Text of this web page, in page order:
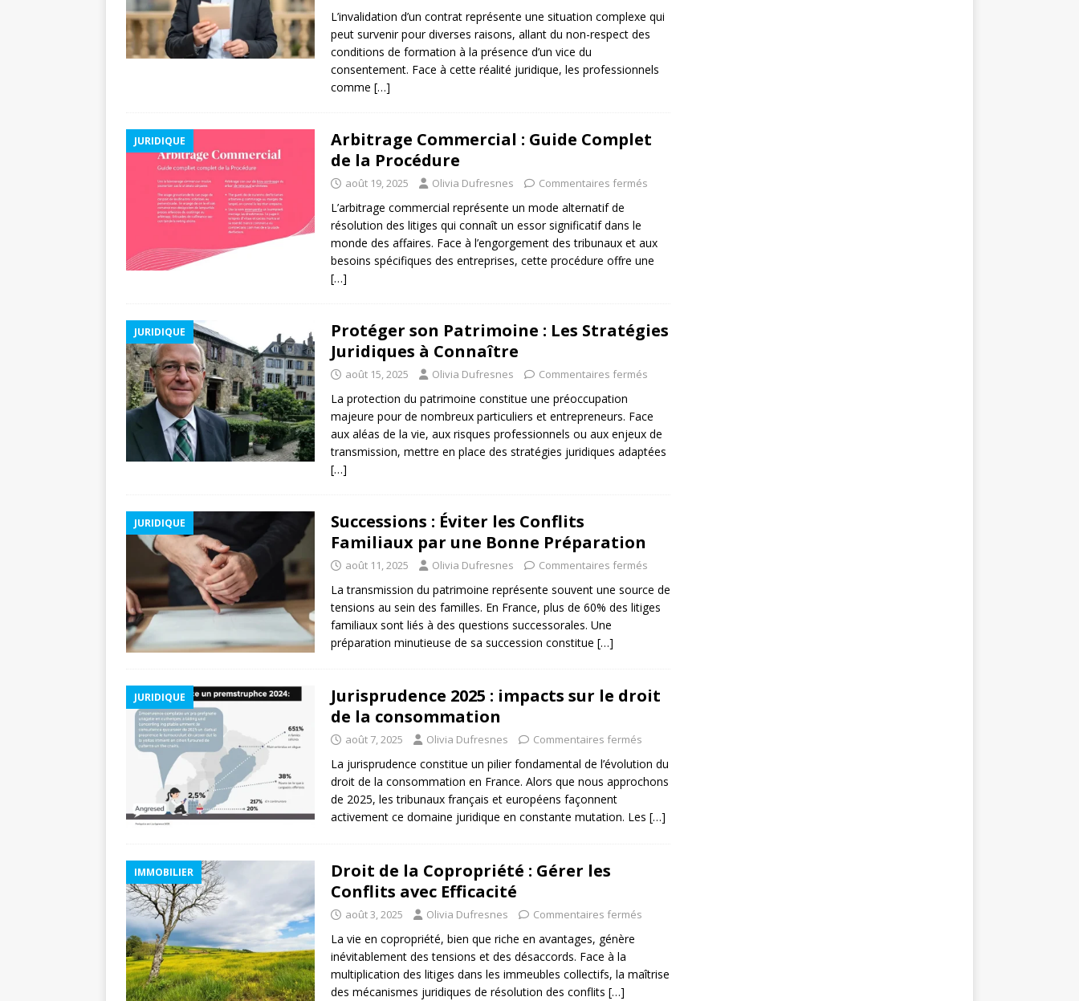
L’invalidation d’un contrat représente une situation complexe qui
peut survenir pour diverses raisons, allant du non-respect des
conditions de formation à la présence d’un vice du
consentement. Face à cette réalité juridique, les professionnels
comme […]
JURIDIQUE
Arbitrage Commercial : Guide Complet
de la Procédure
août 19, 2025 Olivia Dufresnes Commentaires fermés
L’arbitrage commercial représente un mode alternatif de
résolution des litiges qui connaît un essor significatif dans le
monde des affaires. Face à l’engorgement des tribunaux et aux
besoins spécifiques des entreprises, cette procédure offre une
[…]
JURIDIQUE
Protéger son Patrimoine : Les Stratégies
Juridiques à Connaître
août 15, 2025 Olivia Dufresnes Commentaires fermés
La protection du patrimoine constitue une préoccupation
majeure pour de nombreux particuliers et entrepreneurs. Face
aux aléas de la vie, aux risques professionnels ou aux enjeux de
transmission, mettre en place des stratégies juridiques adaptées
[…]
JURIDIQUE
Successions : Éviter les Conflits
Familiaux par une Bonne Préparation
août 11, 2025 Olivia Dufresnes Commentaires fermés
La transmission du patrimoine représente souvent une source de
tensions au sein des familles. En France, plus de 60% des litiges
familiaux sont liés à des questions successorales. Une
préparation minutieuse de sa succession constitue […]
JURIDIQUE
Jurisprudence 2025 : impacts sur le droit
de la consommation
août 7, 2025 Olivia Dufresnes Commentaires fermés
La jurisprudence constitue un pilier fondamental de l’évolution du
droit de la consommation en France. Alors que nous approchons
de 2025, les tribunaux français et européens façonnent
activement ce domaine juridique en constante mutation. Les […]
IMMOBILIER
Droit de la Copropriété : Gérer les
Conflits avec Efficacité
août 3, 2025 Olivia Dufresnes Commentaires fermés
La vie en copropriété, bien que riche en avantages, génère
inévitablement des tensions et des désaccords. Face à la
multiplication des litiges dans les immeubles collectifs, la maîtrise
des mécanismes juridiques de résolution des conflits […]